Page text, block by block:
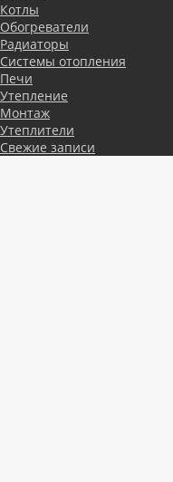
Котлы
Обогреватели
Радиаторы
Системы отопления
Печи
Утепление
Монтаж
Утеплители
Свежие записи